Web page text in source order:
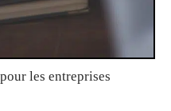
les entreprises